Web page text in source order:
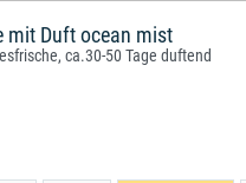
mit Duft ocean mist
ca.30-50 Tage duftend